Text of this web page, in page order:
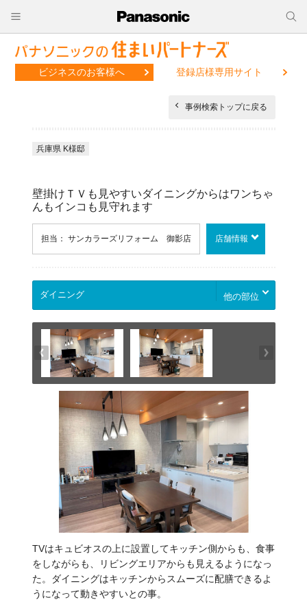
ビジネスのお客様へ 登録店様専用サイト
事例検索トップに戻る
兵庫県 K様邸
壁掛けＴＶも見やすいダイニングからはワンちゃ
んもインコも見守れます
担当： サンカラーズリフォーム 御影店 店舗情報
他の部位
TVはキュビオスの上に設置してキッチン側からも、食事
をしながらも、リビングエリアからも見えるようになっ
た。ダイニングはキッチンからスムーズに配膳できるよ
うになって動きやすいとの事。